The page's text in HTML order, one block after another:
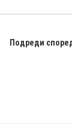
Подреди